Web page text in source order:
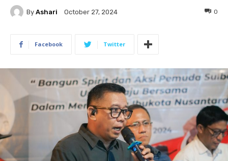
By Ashari October 27, 2024 0
Facebook Twitter